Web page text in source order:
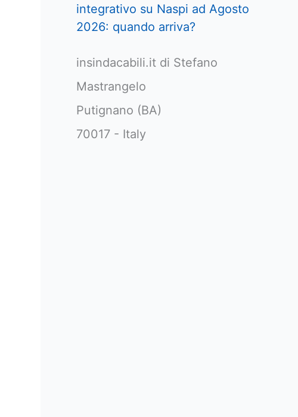
integrativo su Naspi ad Agosto
2026: quando arriva?
insindacabili.it di Stefano
Mastrangelo
Putignano (BA)
70017 - Italy